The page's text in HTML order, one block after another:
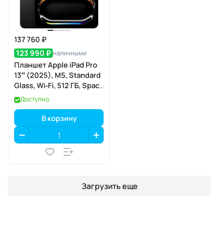
137 760 ₽
123 990 ₽ наличными
Планшет Apple iPad Pro
13″ (2025), M5, Standard
Glass, Wi‑Fi, 512 ГБ, Space
Black (тёмная ночь)
Доступно
В корзину
Загрузить еще